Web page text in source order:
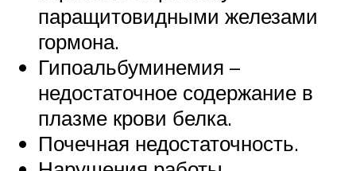
паращитовидными железами
гормона.
Гипоальбуминемия –
недостаточное содержание в
плазме крови белка.
Почечная недостаточность.